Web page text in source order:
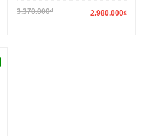
3.370.000₫ 2.980.000₫